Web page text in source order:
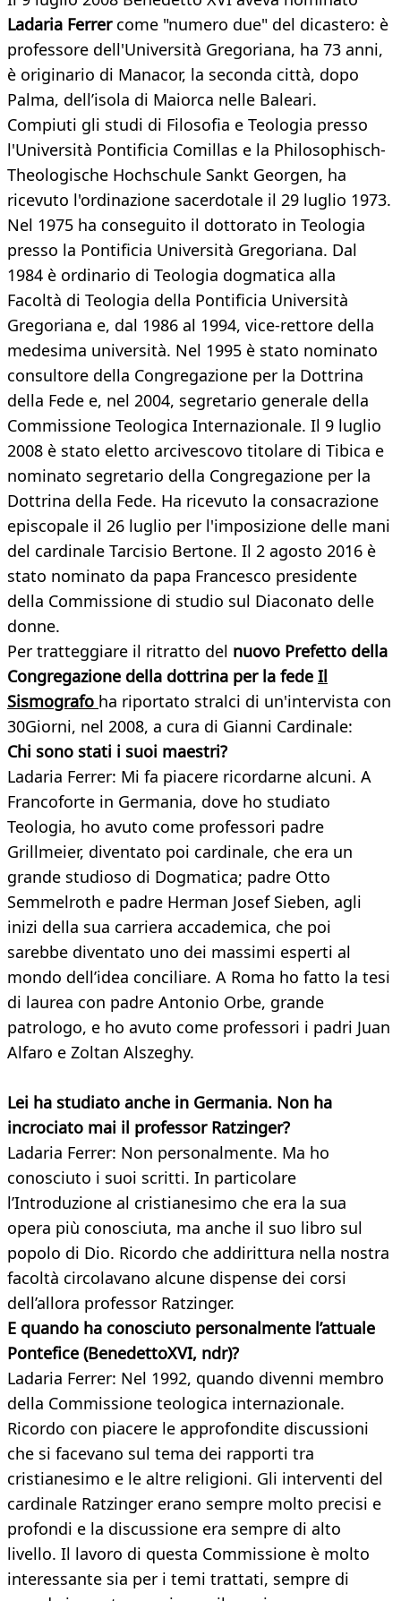
Ladaria Ferrer come "numero due" del dicastero: è
professore dell'Università Gregoriana, ha 73 anni,
è originario di Manacor, la seconda città, dopo
Palma, dell’isola di Maiorca nelle Baleari.
Compiuti gli studi di Filosofia e Teologia presso
l'Università Pontificia Comillas e la Philosophisch-
Theologische Hochschule Sankt Georgen, ha
ricevuto l'ordinazione sacerdotale il 29 luglio 1973.
Nel 1975 ha conseguito il dottorato in Teologia
presso la Pontificia Università Gregoriana. Dal
1984 è ordinario di Teologia dogmatica alla
Facoltà di Teologia della Pontificia Università
Gregoriana e, dal 1986 al 1994, vice-rettore della
medesima università. Nel 1995 è stato nominato
consultore della Congregazione per la Dottrina
della Fede e, nel 2004, segretario generale della
Commissione Teologica Internazionale. Il 9 luglio
2008 è stato eletto arcivescovo titolare di Tibica e
nominato segretario della Congregazione per la
Dottrina della Fede. Ha ricevuto la consacrazione
episcopale il 26 luglio per l'imposizione delle mani
del cardinale Tarcisio Bertone. Il 2 agosto 2016 è
stato nominato da papa Francesco presidente
della Commissione di studio sul Diaconato delle
donne.
Per tratteggiare il ritratto del nuovo Prefetto della
Congregazione della dottrina per la fede Il
Sismografo ha riportato stralci di un'intervista con
30Giorni, nel 2008, a cura di Gianni Cardinale:
Chi sono stati i suoi maestri?
Ladaria Ferrer: Mi fa piacere ricordarne alcuni. A
Francoforte in Germania, dove ho studiato
Teologia, ho avuto come professori padre
Grillmeier, diventato poi cardinale, che era un
grande studioso di Dogmatica; padre Otto
Semmelroth e padre Herman Josef Sieben, agli
inizi della sua carriera accademica, che poi
sarebbe diventato uno dei massimi esperti al
mondo dell’idea conciliare. A Roma ho fatto la tesi
di laurea con padre Antonio Orbe, grande
patrologo, e ho avuto come professori i padri Juan
Alfaro e Zoltan Alszeghy.
Lei ha studiato anche in Germania. Non ha
incrociato mai il professor Ratzinger?
Ladaria Ferrer: Non personalmente. Ma ho
conosciuto i suoi scritti. In particolare
l’Introduzione al cristianesimo che era la sua
opera più conosciuta, ma anche il suo libro sul
popolo di Dio. Ricordo che addirittura nella nostra
facoltà circolavano alcune dispense dei corsi
dell’allora professor Ratzinger.
E quando ha conosciuto personalmente l’attuale
Pontefice (BenedettoXVI, ndr)?
Ladaria Ferrer: Nel 1992, quando divenni membro
della Commissione teologica internazionale.
Ricordo con piacere le approfondite discussioni
che si facevano sul tema dei rapporti tra
cristianesimo e le altre religioni. Gli interventi del
cardinale Ratzinger erano sempre molto precisi e
profondi e la discussione era sempre di alto
livello. Il lavoro di questa Commissione è molto
interessante sia per i temi trattati, sempre di